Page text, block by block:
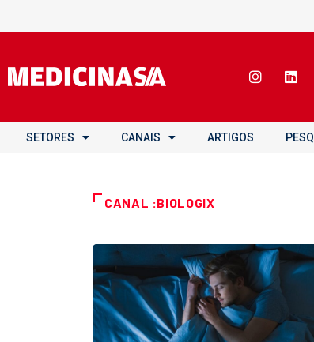
SETORES CANAIS ARTIGOS
CANAL :BIOLOGIX